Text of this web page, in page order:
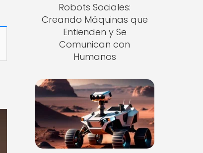
Robots Sociales:
Creando Máquinas que
Entienden y Se
Comunican con
Humanos